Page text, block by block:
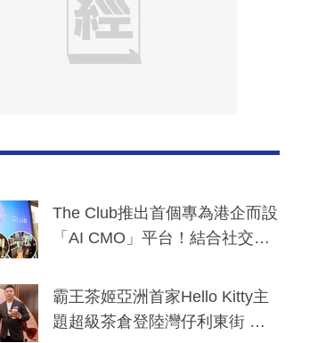
The Club推出首個專為港企而設
「AI CMO」平台！結合社交聆
分鐘生成「貼地」宣傳短片
霸王茶姬亞洲首家Hello Kitty主
題超級茶倉登陸灣仔利東街 推